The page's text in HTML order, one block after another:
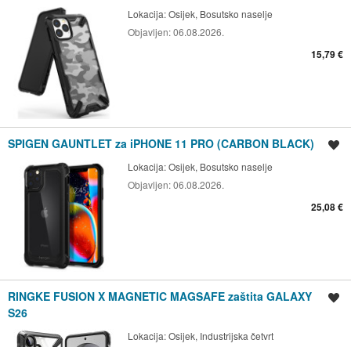
Lokacija:Osijek, Bosutsko naselje
Objavljen:06.08.2026.
15,79 €
SPIGEN GAUNTLET za iPHONE 11 PRO (CARBON BLACK)
Lokacija:Osijek, Bosutsko naselje
Objavljen:06.08.2026.
25,08 €
RINGKE FUSION X MAGNETIC MAGSAFE zaštita GALAXY
S26
Lokacija:Osijek, Industrijska četvrt